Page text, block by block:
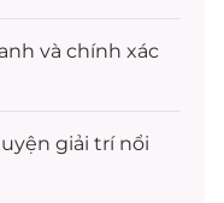
và chính xác
giải trínổi